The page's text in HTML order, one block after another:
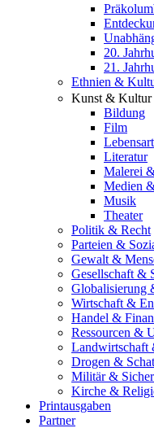
20.
21.
Ethnien &
Kunst & Kultur
Bildung
Film
Lebensart
Literatur
Malerei
Medien
Musik
Theater
Politik & Recht
Parteien &
Gewalt &
Gesellschaft &
Globalisierung
Wirtschaft &
Handel &
Ressourcen &
Landwirtschaft
Drogen &
Militär &
Kirche &
Printausgaben
Partner